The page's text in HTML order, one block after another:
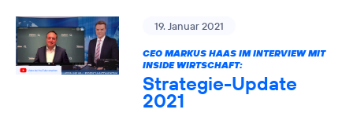
19. Januar 2021
CEO MARKUS HAAS IM INTERVIEW MIT
INSIDE WIRTSCHAFT:
Strategie-Update
2021